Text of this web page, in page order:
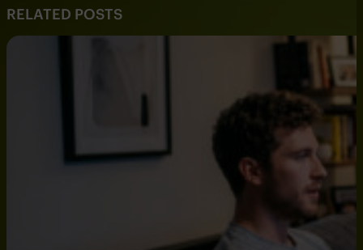
RELATED POSTS